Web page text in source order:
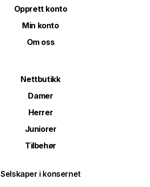
Opprett konto
Min konto
Om oss
Nettbutikk
Damer
Herrer
Juniorer
Tilbehør
Selskaper i konsernet